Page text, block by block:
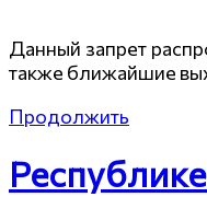
Данный запрет
также ближайшие
Продолжить